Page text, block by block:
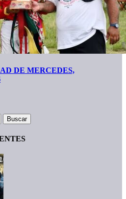
DE MERCEDES,